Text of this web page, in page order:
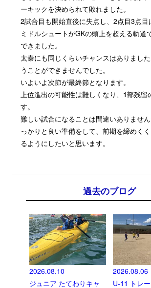
ーキックを決められて敗れました。
2試合目も開始直後に失点し、2点目3点目
ミドルシュートがGKの頭上を超える軌道
できました。
太秦にも同じくらいチャンスはありまし
うことができませんでした。
いよいよ次節が最終節となります。
上位進出の可能性は難しくなり、1部残留
す。
難しい試合になることは間違いありませ
っかりと良い準備をして、前期を締めく
るようにしたいと思います。
過去のブログ
2026.08.10
ジュニア たてわりキャ
2026.08.06
U-11 トレ